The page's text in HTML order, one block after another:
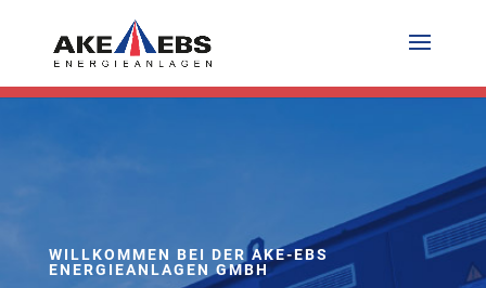
WILLKOMMEN BEI DER AKE-EBS
ENERGIEANLAGEN GMBH